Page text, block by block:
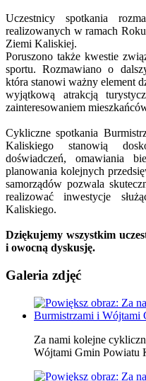
Uczestnicy spotkania
realizowanych w ramach
Ziemi Kaliskiej.
Poruszono także kwestie
sportu. Rozmawiano o
która stanowi ważny element
wyjątkową atrakcją
zainteresowaniem
Cykliczne spotkania
Kaliskiego stanowią
doświadczeń, omawiania
planowania kolejnych
samorządów pozwala
realizować inwestycje
Kaliskiego.
Dziękujemy wszystkim
i owocną dyskusję.
Galeria zdjęć
Za nami kolejne
Wójtami Gmin Powiatu